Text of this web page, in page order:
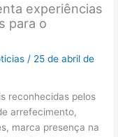
experiências
para o
/ 25 de abril de
reconhecidas pelos
arrefecimento,
marca presença na